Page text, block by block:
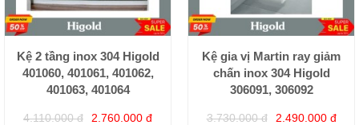
Kệ 2 tầng inox 304 Higold
401060, 401061, 401062,
401063, 401064
4.110.000 đ 2.760.000 đ
Kệ gia vị Martin ray giảm
chấn inox 304 Higold
306091, 306092
3.730.000 đ 2.490.000 đ